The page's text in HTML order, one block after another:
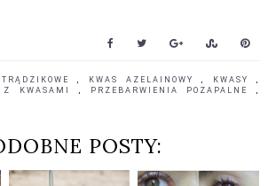
KWAS AZELAINOWY KWASY
Z KWASAMI
PRZEBARWIENIA POZAPALNE
POSTY: